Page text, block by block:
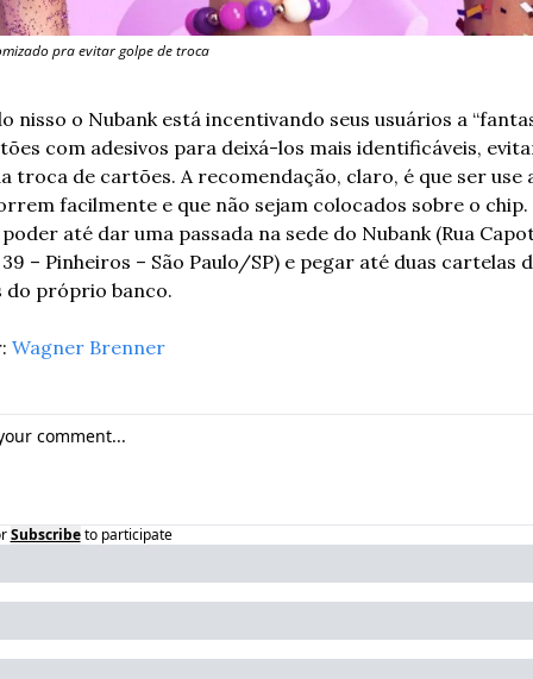
pra evitar golpe de troca
nisso o Nubank está incentivando seus usuários a
com adesivos para deixá-los mais identificáveis,
troca de cartões. A recomendação, claro, é que ser use
facilmente e que não sejam colocados sobre o chip.
até dar uma passada na sede do Nubank (Rua
– Pinheiros – São Paulo/SP) e pegar até duas cartelas
do próprio banco.
Wagner Brenner
Subscribe to participate